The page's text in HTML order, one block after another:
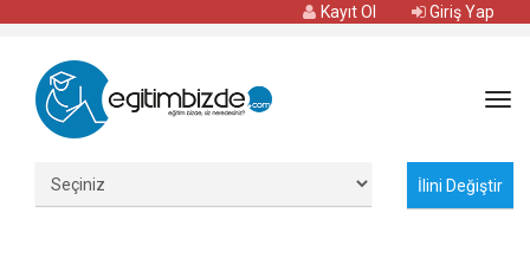
Giriş Yap
Kayıt Ol